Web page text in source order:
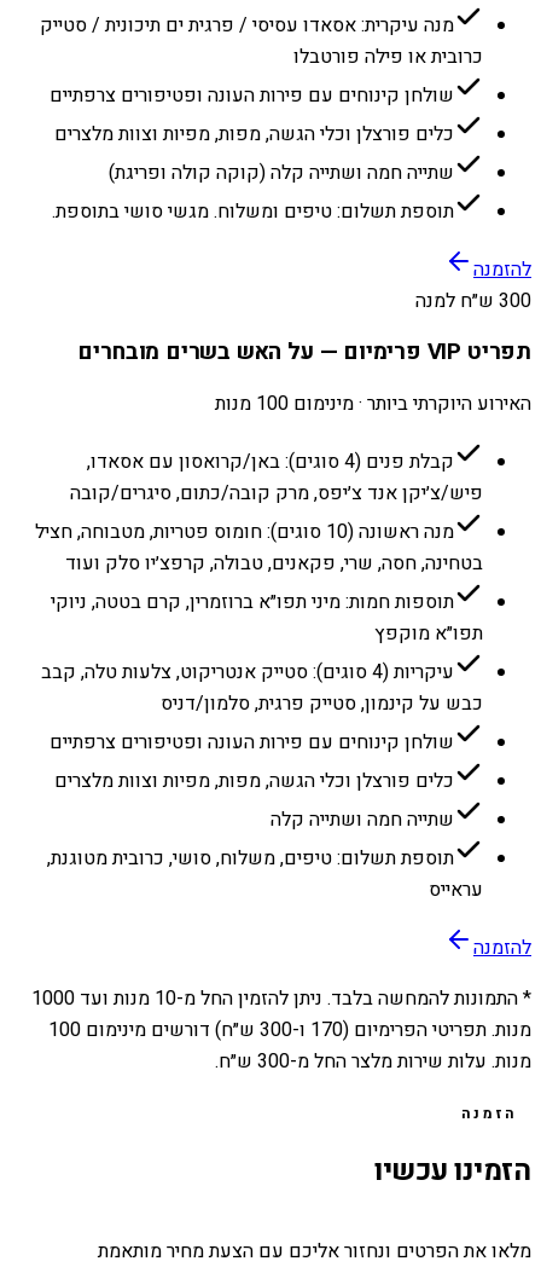
מנה עיקרית: אסאדו עסיסי / פרגית ים תיכונית / סטייק
כרובית או פילה פורטבלו
שולחן קינוחים עם פירות העונה ופטיפורים צרפתיים
כלים פורצלן וכלי הגשה, מפות, מפיות וצוות מלצרים
שתייה חמה ושתייה קלה (קוקה קולה ופריגת)
תוספת תשלום: טיפים ומשלוח. מגשי סושי בתוספת.
להזמנה
300 ש״ח למנה
תפריט VIP פרימיום — על האש בשרים מובחרים
האירוע היוקרתי ביותר · מינימום 100 מנות
קבלת פנים (4 סוגים): באן/קרואסון עם אסאדו,
פיש/צ׳יקן אנד צ׳יפס, מרק קובה/כתום, סיגרים/קובה
מנה ראשונה (10 סוגים): חומוס פטריות, מטבוחה, חציל
בטחינה, חסה, שרי, פקאנים, טבולה, קרפצ׳יו סלק ועוד
תוספות חמות: מיני תפו״א ברוזמרין, קרם בטטה, ניוקי
תפו״א מוקפץ
עיקריות (4 סוגים): סטייק אנטריקוט, צלעות טלה, קבב
כבש על קינמון, סטייק פרגית, סלמון/דניס
שולחן קינוחים עם פירות העונה ופטיפורים צרפתיים
כלים פורצלן וכלי הגשה, מפות, מפיות וצוות מלצרים
שתייה חמה ושתייה קלה
תוספת תשלום: טיפים, משלוח, סושי, כרובית מטוגנת,
עראייס
להזמנה
* התמונות להמחשה בלבד. ניתן להזמין החל מ-10 מנות ועד 1000
מנות. תפריטי הפרימיום (170 ו-300 ש״ח) דורשים מינימום 100
מנות. עלות שירות מלצר החל מ-300 ש״ח.
הזמנה
הזמינו עכשיו
מלאו את הפרטים ונחזור אליכם עם הצעת מחיר מותאמת